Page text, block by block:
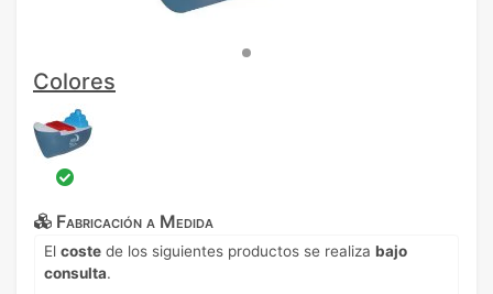
Colores
Fabricación a Medida
El coste de los siguientes productos se realiza bajo
consulta.